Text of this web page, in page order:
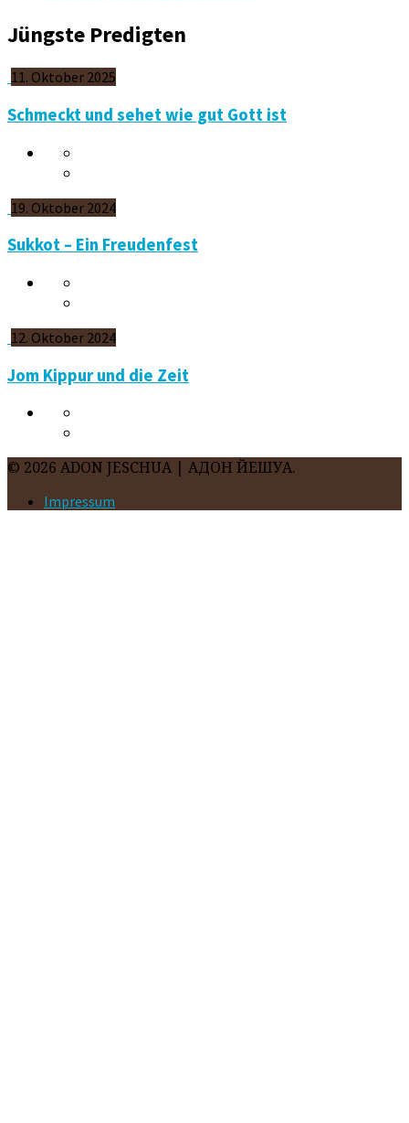
Jüngste Predigten
11. Oktober 2025
Schmeckt und sehet wie gut Gott ist
19. Oktober 2024
Sukkot – Ein Freudenfest
12. Oktober 2024
Jom Kippur und die Zeit
© 2026 ADON JESCHUA | АДОН ЙЕШУА.
Impressum